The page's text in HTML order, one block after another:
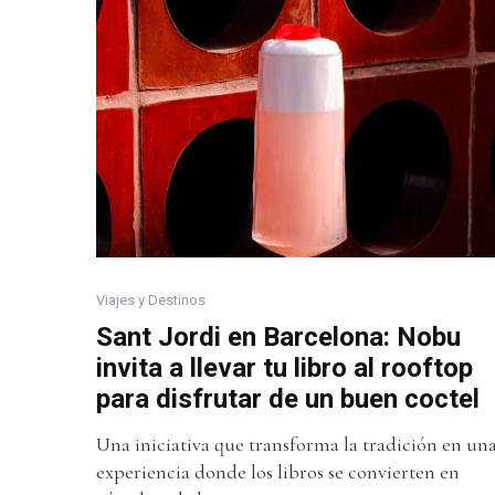
Viajes y Destinos
Sant Jordi en Barcelona: Nobu
invita a llevar tu libro al rooftop
para disfrutar de un buen coctel
Una iniciativa que transforma la tradición en
experiencia donde los libros se convierten en